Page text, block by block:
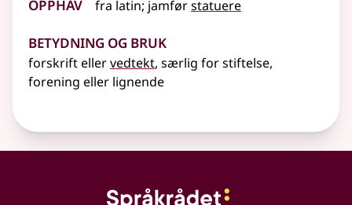
fra latin; jamførstatuere
Betydning og bruk
forskrift ellervedtekt, særlig for stiftelse,
forening eller lignende